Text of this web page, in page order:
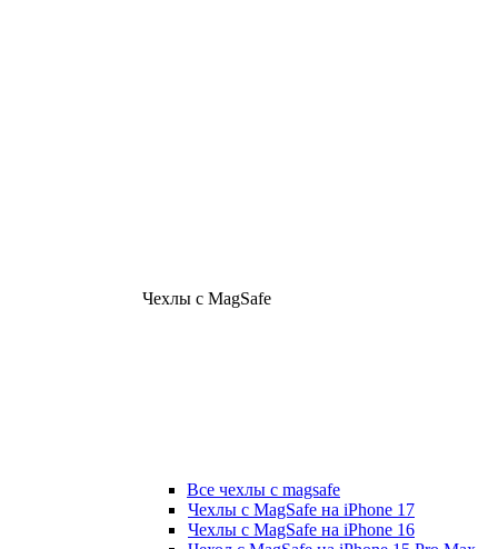
Чехлы с MagSafe
Все чехлы с magsafe
Чехлы с MagSafe на iPhone 17
Чехлы с MagSafe на iPhone 16